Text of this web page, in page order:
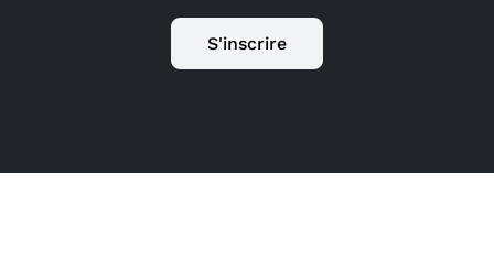
S'inscrire